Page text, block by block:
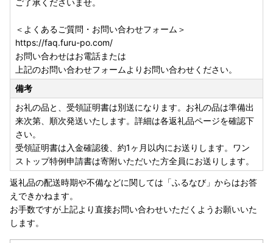
ご了承くださいませ。
＜よくあるご質問・お問い合わせフォーム＞
https://faq.furu-po.com/
お問い合わせはお電話または
上記のお問い合わせフォームよりお問い合わせください。
備考
お礼の品と、受領証明書は別送になります。お礼の品は準備出
来次第、順次発送いたします。詳細は各返礼品ページを確認下
さい。
受領証明書は入金確認後、約1ヶ月以内にお送りします。ワン
ストップ特例申請書は寄附いただいた方全員にお送りします。
返礼品の配送時期や不備などに関しては「ふるなび」からはお答
えできかねます。
お手数ですが上記より直接お問い合わせいただくようお願いいた
します。